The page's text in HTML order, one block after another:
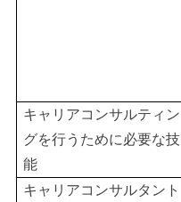
キャリアコンサルティン
グを行うために必要な技
能
キャリアコンサルタント